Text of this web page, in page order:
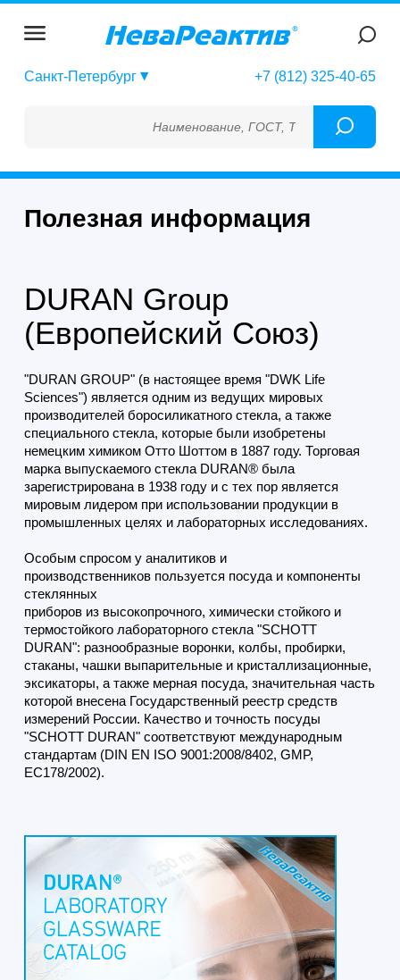
Санкт-Петербург +7 (812) 325-40-65
Наименование, ГОСТ, ТУ, ГСО, МСО, ОСО,
Полезная информация
DURAN Group
(Европейский Союз)
"DURAN GROUP" (в настоящее время "DWK Life
Sciences") является одним из ведущих мировых
производителей боросиликатного стекла, а также
специального стекла, которые были изобретены
немецким химиком Отто Шоттом в 1887 году. Торговая
марка выпускаемого стеклаDURAN® была
зарегистрирована в 1938 году и с тех пор является
мировым лидером при использовании продукции в
промышленных целях и лабораторных исследованиях.
Особым спросом у аналитиков и
производственников пользуется посуда и компоненты
стеклянных
приборов из высокопрочного, химически стойкого и
термостойкого лабораторного стекла "SCHOTT
DURAN": разнообразные воронки, колбы, пробирки,
стаканы, чашки выпарительные и кристаллизационные,
эксикаторы, а также мерная посуда, значительная часть
которой внесена Государственный реестр средств
измерений России. Качество и точность посуды
"SCHOTT DURAN" соответствуют международным
стандартам (DIN EN ISO 9001:2008/8402, GMP,
EC178/2002).